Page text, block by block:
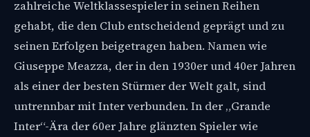
zahlreiche Weltklassespieler in seinen Reihen
gehabt, die den Club entscheidend geprägt und zu
seinen Erfolgen beigetragen haben. Namen wie
Giuseppe Meazza, der in den 1930er und 40er Jahren
als einer der besten Stürmer der Welt galt, sind
untrennbar mit Inter verbunden. In der „Grande
Inter“-Ära der 60er Jahre glänzten Spieler wie